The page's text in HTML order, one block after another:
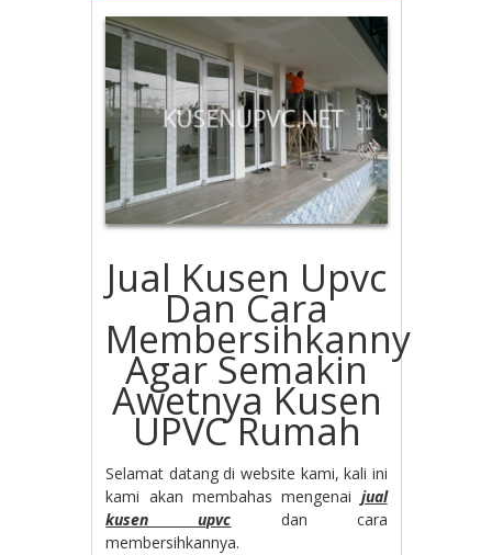
Jual Kusen Upvc
Dan Cara
Membersihkannya
Agar Semakin
Awetnya Kusen
UPVC Rumah
Selamat datang di website kami, kali ini
kami akan membahas mengenai jual
kusen upvc dan cara
membersihkannya.